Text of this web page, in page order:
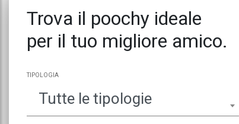
Trova il poochy ideale
per il tuo migliore amico.
TIPOLOGIA
Tutte le tipologie